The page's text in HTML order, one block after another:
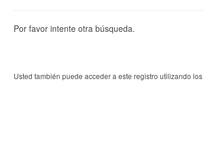
Por favor intente otra búsqueda.
Usted también puede acceder a este registro utilizando los